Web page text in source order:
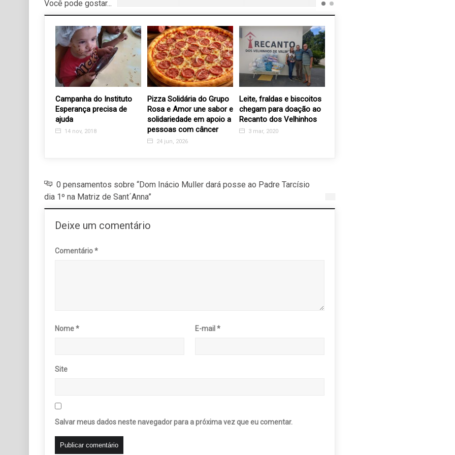
Você pode gostar...
Campanha do Instituto
Esperança precisa de
ajuda
14 nov, 2018
Pizza Solidária do Grupo
Rosa e Amor une sabor e
solidariedade em apoio a
pessoas com câncer
24 jun, 2026
Leite, fraldas e biscoitos
chegam para doação ao
Recanto dos Velhinhos
3 mar, 2020
0 pensamentos sobre “Dom Inácio Muller dará posse ao Padre Tarcísio
dia 1º na Matriz de Sant´Anna”
Deixe um comentário
Comentário*
Nome* E-mail*
Site
Salvar meus dados neste navegador para a próxima vez que eu comentar.